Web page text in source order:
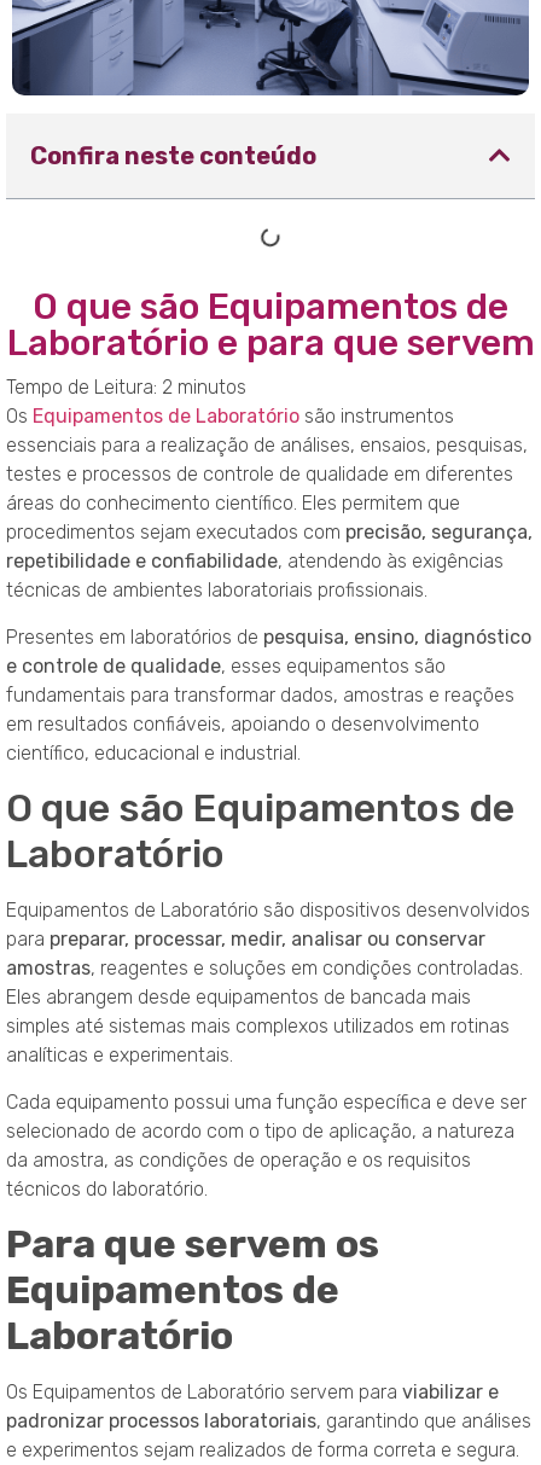
Confira neste conteúdo
O que são Equipamentos de
Laboratório e para que servem
Tempo de Leitura: 2 minutos
Os Equipamentos de Laboratório são instrumentos
essenciais para a realização de análises, ensaios, pesquisas,
testes e processos de controle de qualidade em diferentes
áreas do conhecimento científico. Eles permitem que
procedimentos sejam executados com precisão, segurança,
repetibilidade e confiabilidade, atendendo às exigências
técnicas de ambientes laboratoriais profissionais.
Presentes em laboratórios de pesquisa, ensino, diagnóstico
e controle de qualidade, esses equipamentos são
fundamentais para transformar dados, amostras e reações
em resultados confiáveis, apoiando o desenvolvimento
científico, educacional e industrial.
O que são Equipamentos de
Laboratório
Equipamentos de Laboratório são dispositivos desenvolvidos
para preparar, processar, medir, analisar ou conservar
amostras, reagentes e soluções em condições controladas.
Eles abrangem desde equipamentos de bancada mais
simples até sistemas mais complexos utilizados em rotinas
analíticas e experimentais.
Cada equipamento possui uma função específica e deve ser
selecionado de acordo com o tipo de aplicação, a natureza
da amostra, as condições de operação e os requisitos
técnicos do laboratório.
Para que servem os
Equipamentos de
Laboratório
Os Equipamentos de Laboratório servem para viabilizar e
padronizar processos laboratoriais, garantindo que análises
e experimentos sejam realizados de forma correta e segura.